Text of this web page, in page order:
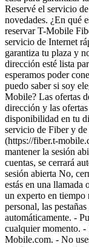
(https://fiber.t-
mantener la sesión
cuentas, se cerrará
sesión abierta No,
estás en una llamada
un experto en
personal, las
automáticamente. -
cualquier momento.
Mobile.com. - No